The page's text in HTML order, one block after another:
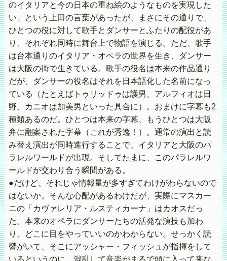
のイタリアと今の日本の重ね絵のようなものを実現した
い」という上田の言葉があったが、まさにその通りで、
ひとつの役に対して歌手とダンサーとふたりの配役があ
り、それぞれ同時に舞台上で物語を演じる。ただ、歌手
は台本通りのイタリア・オペラの世界を生き、ダンサー
は大阪の街で生きている。歌手の役名は本来の作品通り
だが、ダンサーの役名はそれを日本語化した名前になっ
ている（たとえばトゥリッドゥは護男、アルフィオは日
野、カニオは加美男といった具合に）。おまけに字幕も2
種類あるのだ。ひとつは本来の字幕、もうひとつは大阪
弁に翻案された字幕（これが秀逸！）。通常の演出と読
み替え演出が同時進行することで、イタリアと大阪のパ
ラレルワールドが出現。そしてたまに、このパラレルワ
ールドが交わり合う瞬間がある。
●だけど、それじゃ情報量が多すぎてわけがわらないので
はないか。そんな心配があるわけだが、実際にマスカー
ニの「カヴァレリア・ルスティカーナ」はカオスだっ
た。本来のオペラにダンサーたちの活発な演技も加わ
り、どこに目をやっていいのかわからない。せっかく読
響がいて、そこにアッシャー・フィッシュが指揮をして